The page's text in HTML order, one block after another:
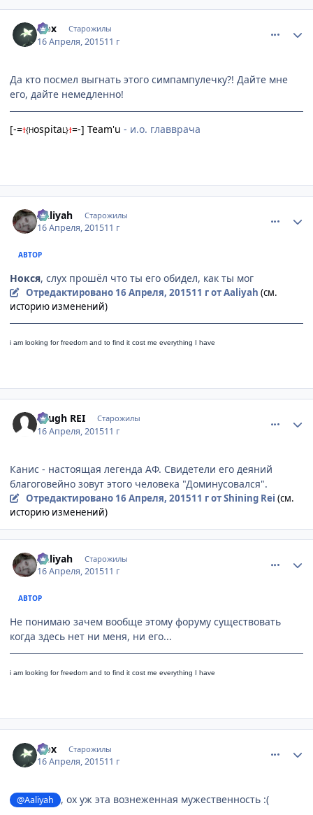
Nox Старожилы
16 Апреля, 201511 г
Да кто посмел выгнать этого симпампулечку?! Дайте мне
его, дайте немедленно!
[-=†{HospitaL }†=-] Team'u - и.о. главврача
Aaliyah Старожилы
16 Апреля, 201511 г
АВТОР
Нокся, слух прошёл что ты его обидел, как ты мог
Отредактировано 16 Апреля, 201511 гот Aaliyah (см.
историю изменений)
i am looking for freedom and to find it cost me everything I have
Tough REI Старожилы
16 Апреля, 201511 г
Канис - настоящая легенда АФ. Свидетели его деяний
благоговейно зовут этого человека "Доминусовался".
Отредактировано 16 Апреля, 201511 гот Shining Rei (см.
историю изменений)
Aaliyah Старожилы
16 Апреля, 201511 г
АВТОР
Не понимаю зачем вообще этому форуму существовать
когда здесь нет ни меня, ни его...
i am looking for freedom and to find it cost me everything I have
Nox Старожилы
16 Апреля, 201511 г
@Aaliyah , ох уж эта вознеженная мужественность :(